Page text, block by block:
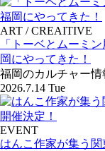
ART / CREAITIVE
「トーベとムーミ
岡にやってきた！
福岡のカルチャー情
2026.7.14 Tue
EVENT
はんこ作家が集う